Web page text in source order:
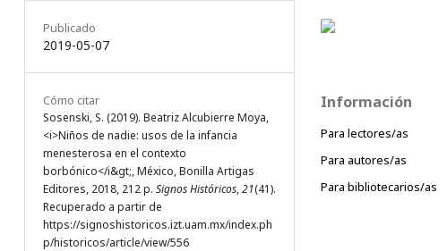
Publicado
2019-05-07
Cómo citar
Sosenski, S. (2019). Beatriz Alcubierre Moya,
<i>Niños de nadie: usos de la infancia
menesterosa en el contexto
borbónico</i&gt;, México, Bonilla Artigas
Editores, 2018, 212 p. Signos Históricos,21(41).
Recuperado a partir de
https://signoshistoricos.izt.uam.mx/index.ph
p/historicos/article/view/556
Información
Para lectores/as
Para autores/as
Para bibliotecarios/as